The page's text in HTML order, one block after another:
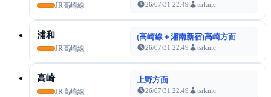
JR高崎線 26/07/31 22:49 tsrknic
浦和
JR高崎線
(高崎線＋湘南新宿)高崎方面
26/07/31 22:49 tsrknic
高崎
JR高崎線
上野方面
26/07/31 22:49 tsrknic